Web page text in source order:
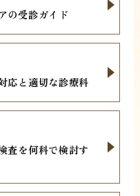
の受診ガイド
応と適切な診療科
査を何科で検討す